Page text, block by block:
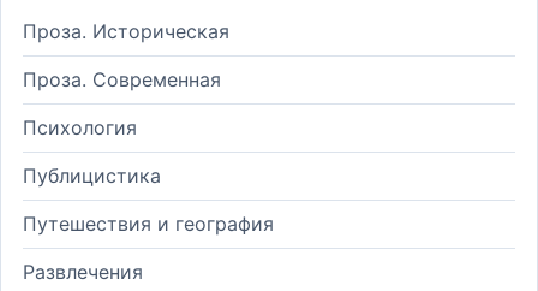
Проза. Историческая
Проза. Современная
Психология
Публицистика
Путешествия и география
Развлечения